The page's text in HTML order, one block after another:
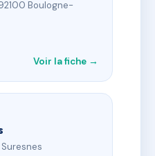
Boulogne-
Voir la fiche →